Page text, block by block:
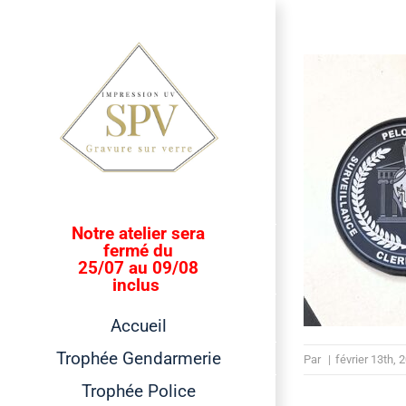
Notre atelier sera
fermé du
25/07 au 09/08
inclus
Accueil
Trophée Gendarmerie
Trophée Police
Par | février 13th,